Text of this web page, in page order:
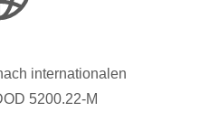
internationalen
5200.22-M